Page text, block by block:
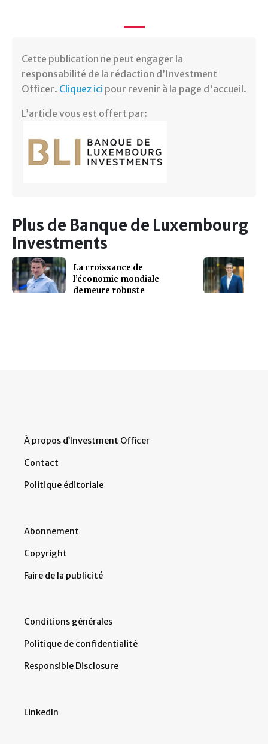
​Cette publication ne peut engager la
responsabilité de la rédaction d’Investment
Officer. Cliquez ici pour revenir à la page d'accueil.
L’article vous est offert par:
Plus de Banque de Luxembourg
Investments
La croissance de
l’économie mondiale
demeure robuste
À propos d’Investment Officer
Contact
Politique éditoriale
Abonnement
Copyright
Faire de la publicité
Conditions générales
Politique de confidentialité
Responsible Disclosure
LinkedIn